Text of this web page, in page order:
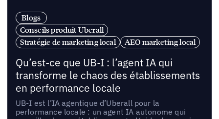
Blogs
Conseils produit Uberall
Stratégie de marketing local
AEO marketing local
Qu’est-ce que UB-I : l’agent IA qui
transforme le chaos des établissements
en performance locale
UB-I est l’IA agentique d’Uberall pour la
performance locale : un agent IA autonome qui